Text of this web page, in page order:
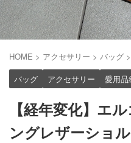
HOME > アクセサリー > バッグ >
バッグ
アクセサリー 愛用品
【経年変化】エ
ングレザーショ